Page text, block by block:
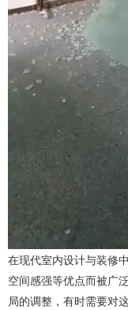
在现代室内设计与装修
空间感强等优点而被广
局的调整，有时需要对